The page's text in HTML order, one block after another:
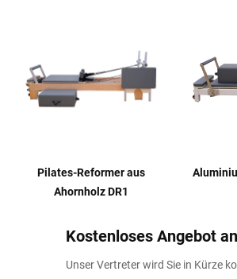
Pilates-Reformer aus
Ahornholz DR1
Kostenloses Angebot
Unser Vertreter wird Sie in Kürze